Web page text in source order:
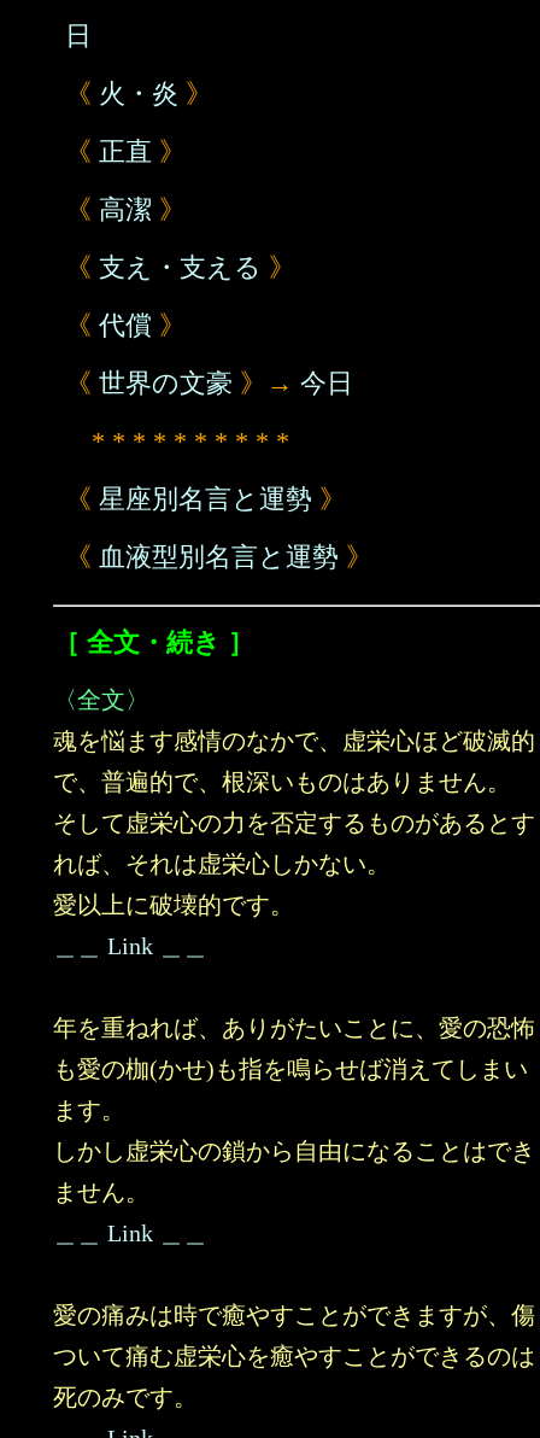
日
《 火・炎 》
《 正直 》
《 高潔 》
《 支え・支える 》
《 代償 》
《 世界の文豪 》→ 今日
* * * * * * * * * *
《 星座別名言と運勢 》
《 血液型別名言と運勢 》
［ 全文・続き ］
〈全文〉
魂を悩ます感情のなかで、虚栄心ほど破滅的
で、普遍的で、根深いものはありません。
そして虚栄心の力を否定するものがあるとす
れば、それは虚栄心しかない。
愛以上に破壊的です。
＿＿ Link ＿＿
年を重ねれば、ありがたいことに、愛の恐怖
も愛の枷(かせ)も指を鳴らせば消えてしまい
ます。
しかし虚栄心の鎖から自由になることはでき
ません。
＿＿ Link ＿＿
愛の痛みは時で癒やすことができますが、傷
ついて痛む虚栄心を癒やすことができるのは
死のみです。